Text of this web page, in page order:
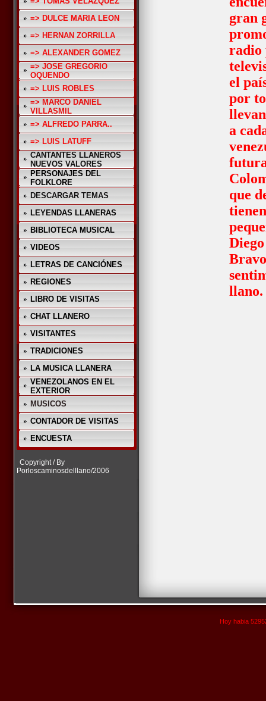
=> DULCE MARIA LEON
=> HERNAN ZORRILLA
=> ALEXANDER GOMEZ
=> JOSE GREGORIO
OQUENDO
=> LUIS ROBLES
=> MARCO DANIEL
VILLASMIL
=> ALFREDO PARRA..
=> LUIS LATUFF
CANTANTES LLANEROS
NUEVOS VALORES
PERSONAJES DEL
FOLKLORE
DESCARGAR TEMAS
LEYENDAS LLANERAS
BIBLIOTECA MUSICAL
VIDEOS
LETRAS DE CANCIÓNES
REGIONES
LIBRO DE VISITAS
CHAT LLANERO
VISITANTES
TRADICIONES
LA MUSICA LLANERA
VENEZOLANOS EN EL
EXTERIOR
MUSICOS
CONTADOR DE VISITAS
ENCUESTA
Copyright / By
Porloscaminosdelllano/2006
gran
radio
el
por
a
que
llano.
Hoy habia